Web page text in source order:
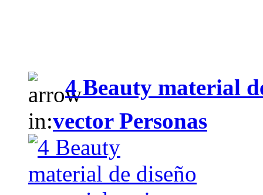
4 Beauty material
in:vector Personas